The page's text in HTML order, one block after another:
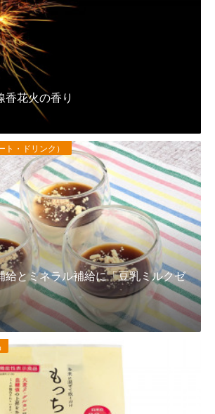
香花火の香り
・ドリンク）
給とミネラル補給に「豆乳ミルクゼ